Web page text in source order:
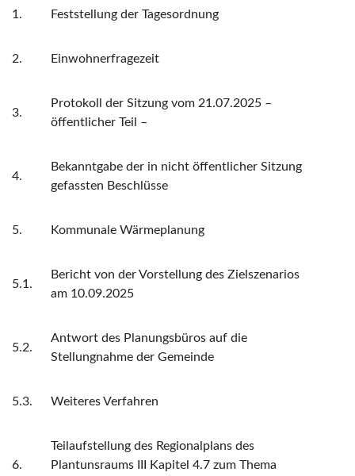
1. Feststellung der Tagesordnung
2. Einwohnerfragezeit
3.
Protokoll der Sitzung vom 21.07.2025 –
öffentlicher Teil –
4.
Bekanntgabe der in nicht öffentlicher Sitzung
gefassten Beschlüsse
5. Kommunale Wärmeplanung
5.1.
Bericht von der Vorstellung des Zielszenarios
am 10.09.2025
5.2.
Antwort des Planungsbüros auf die
Stellungnahme der Gemeinde
5.3. Weiteres Verfahren
6.
Teilaufstellung des Regionalplans des
Plantunsraums III Kapitel 4.7 zum Thema